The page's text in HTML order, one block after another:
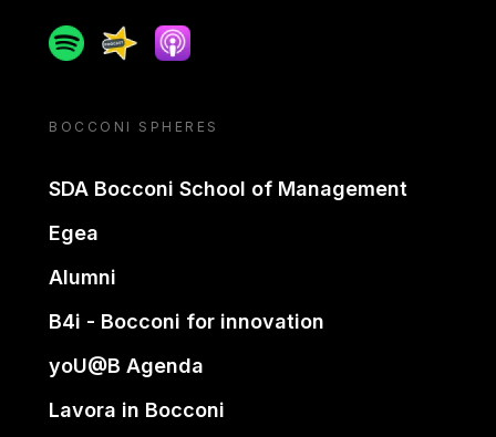
SpotifySpreakerApple podcast
BOCCONI SPHERES
SDA Bocconi School of Management
Egea
Alumni
B4i - Bocconi for innovation
yoU@B Agenda
Lavora in Bocconi